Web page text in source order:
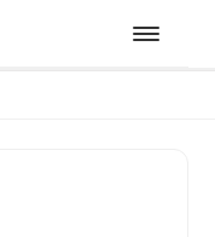
የቅድመ ማስጠንቀቂያ ስርዓትን